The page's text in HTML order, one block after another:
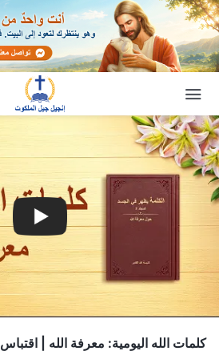
كلمات الله اليومية: معرفة الله | اقتباس 3